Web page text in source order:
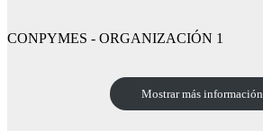
CONPYMES - ORGANIZACIÓN 1
Mostrar más información